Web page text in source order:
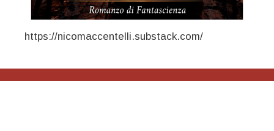
https://nicomaccentelli.substack.com/